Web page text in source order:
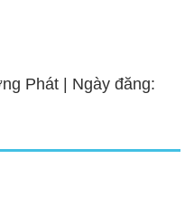
Phát | Ngày đăng: